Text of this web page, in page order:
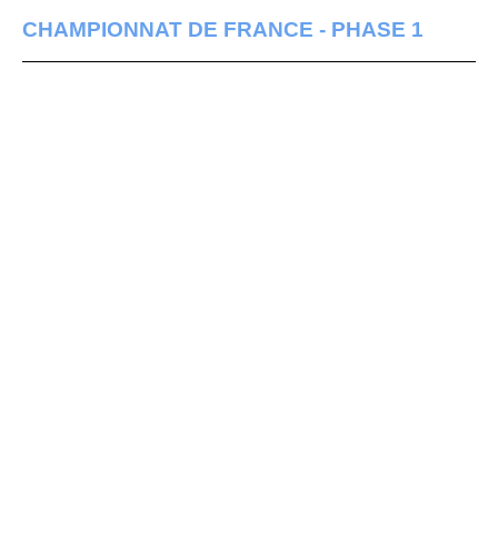
CHAMPIONNAT DE FRANCE - PHASE 1